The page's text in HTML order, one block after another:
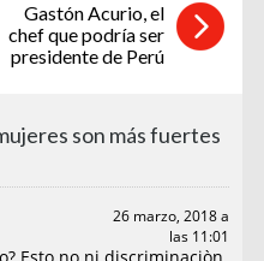
Gastón Acurio, el
chef que podría ser
presidente de Perú
son más fuertes
26 marzo, 2018 a
las 11:01
Esto no ni discriminaciòn